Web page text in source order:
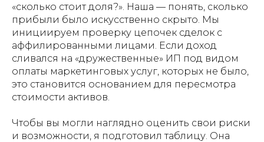
«сколько стоит доля?». Наша — понять, сколько
прибыли было искусственно скрыто. Мы
инициируем проверку цепочек сделок с
аффилированными лицами. Если доход
сливался на «дружественные» ИП под видом
оплаты маркетинговых услуг, которых не было,
это становится основанием для пересмотра
стоимости активов.
Чтобы вы могли наглядно оценить свои риски
и возможности, я подготовил таблицу. Она